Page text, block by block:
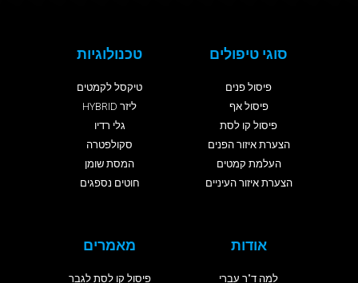
סוגי טיפולים
פיסול פנים
פיסול אף
פיסול קו לסת
הצערת איזור הפנים
העלמת קמטים
הצערת איזור העיניים
טכנולוגיות
טיקסל לקמטים
ליזר HYBRID
גלי רדיו
סקולפטרה
המסת שומן
חוטים נספגים
אודות
למה ד"ר עברי
מאמרים
פיסול קו לסת לגבר